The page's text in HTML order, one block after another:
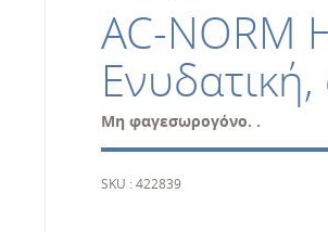
AC-NORM
Μη φαγεσωρογόνο. .
SKU : 422839